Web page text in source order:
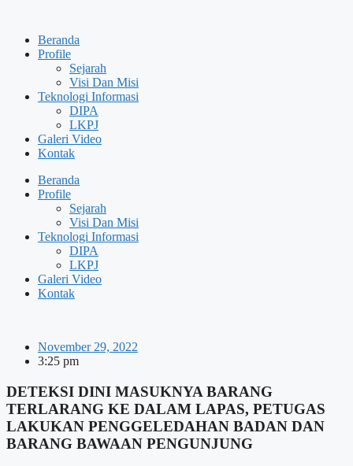
contentBeranda
Profile
Sejarah
Visi Dan Misi
Teknologi Informasi
DIPA
LKPJ
Galeri Video
Kontak
Beranda
Profile
Sejarah
Visi Dan Misi
Teknologi Informasi
DIPA
LKPJ
Galeri Video
Kontak
November 29, 2022
3:25 pm
DETEKSI DINI MASUKNYA BARANG
TERLARANG KE DALAM LAPAS, PETUGAS
LAKUKAN PENGGELEDAHAN BADAN DAN
BARANG BAWAAN PENGUNJUNG